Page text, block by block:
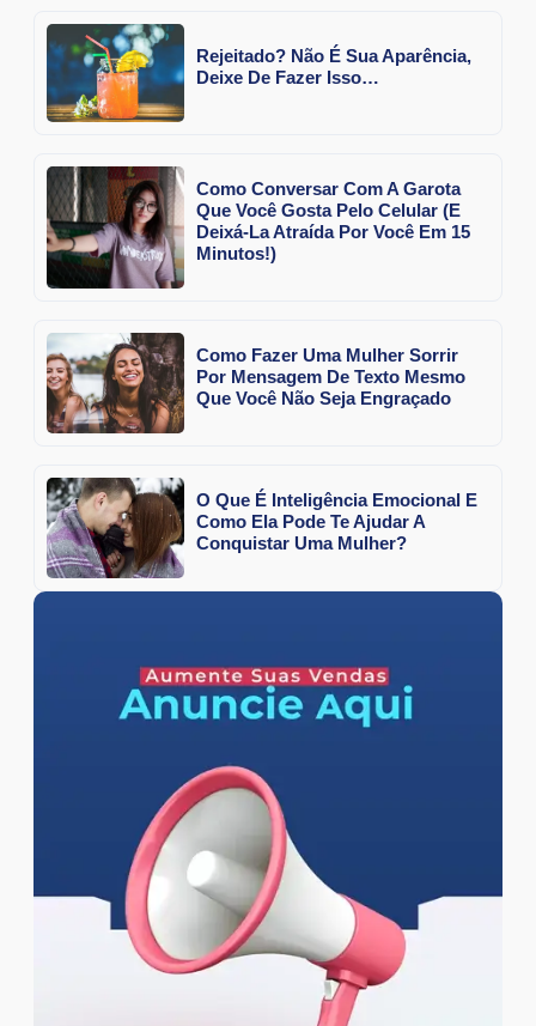
Rejeitado? Não É Sua Aparência,
Deixe De Fazer Isso…
Como Conversar Com A Garota
Que Você Gosta Pelo Celular (E
Deixá-La Atraída Por Você Em 15
Minutos!)
Como Fazer Uma Mulher Sorrir
Por Mensagem De Texto Mesmo
Que Você Não Seja Engraçado
O Que É Inteligência Emocional E
Como Ela Pode Te Ajudar A
Conquistar Uma Mulher?